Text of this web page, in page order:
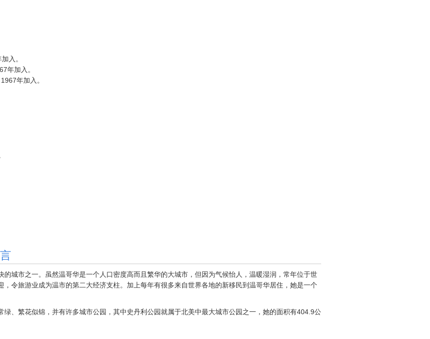
入。
年加入。
年加入。
城市之一。虽然温哥华是一个人口密度高而且繁华的大城市，但因为气候怡人，温暖湿润，常年位于世
令旅游业成为温市的第二大经济支柱。加上每年有很多来自世界各地的新移民到温哥华居住，她是一个
、繁花似锦，并有许多城市公园，其中史丹利公园就属于北美中最大城市公园之一，她的面积有404.9公